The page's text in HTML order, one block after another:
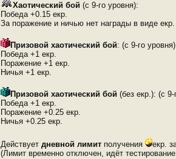
Хаотический бой (с 9-го уровня):
Победа +0.15 екр.
За поражение и ничью нет награды в виде екр.
Призовой хаотический бой: (с 9-го уровня)
Победа +1 екр.
Поражение +1 екр.
Ничья +1 екр.
Призовой хаотический бой(без екр.): (с 9-
Победа +1 екр.
Поражение +0.25 екр.
Ничья +0.25 екр.
Действует дневной лимит получения екр.
(Лимит временно отключен, идёт